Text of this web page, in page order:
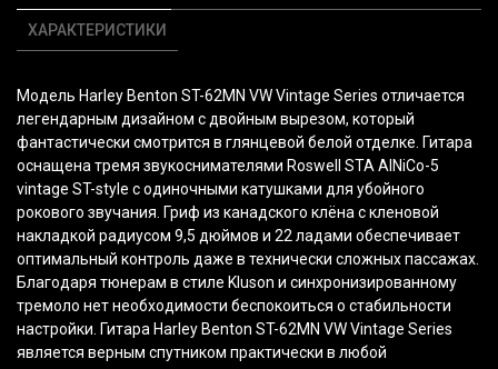
ХАРАКТЕРИСТИКИ
Модель Harley Benton ST-62MN VW Vintage Series отличается
легендарным дизайном с двойным вырезом, который
фантастически смотрится в глянцевой белой отделке. Гитара
оснащена тремя звукоснимателями Roswell STA AlNiCo-5
vintage ST-style с одиночными катушками для убойного
рокового звучания. Гриф из канадского клёна с кленовой
накладкой радиусом 9,5 дюймов и 22 ладами обеспечивает
оптимальный контроль даже в технически сложных пассажах.
Благодаря тюнерам в стиле Kluson и синхронизированному
тремоло нет необходимости беспокоиться о стабильности
настройки. Гитара Harley Benton ST-62MN VW Vintage Series
является верным спутником практически в любой